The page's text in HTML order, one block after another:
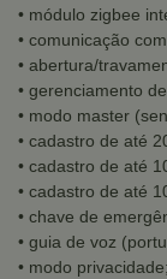
• módulo zigbee
• comunicação
• abertura/
• gerenciamento
• modo master
• cadastro de até
• cadastro de até
• cadastro de até
• chave de
• guia de voz
• modo privacidade;